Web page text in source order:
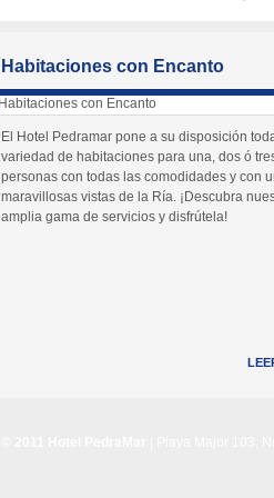
Habitaciones con Encanto
El Hotel Pedramar pone a su disposición
variedad de habitaciones para una, dos ó
personas con todas las comodidades y con
maravillosas vistas de la Ría. ¡Descubra
amplia gama de servicios y disfrútela!